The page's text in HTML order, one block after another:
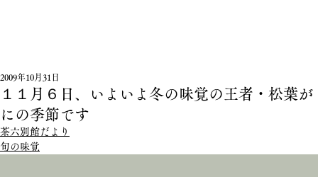
１１月６日、いよいよ冬の味覚の王者・松葉が
にの季節です
2009年10月31日
茶六別館だより
旬の味覚